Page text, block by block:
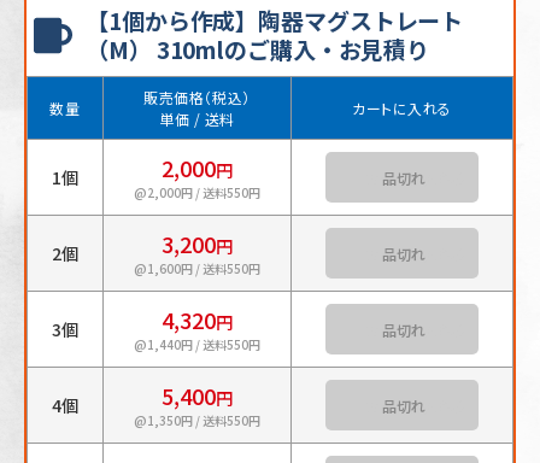
【1個から作成】陶器マグストレート
（M） 310mlのご購入・お見積り
数量
販売価格（税込）
単価 / 送料
カートに入れる
1個 2,000円
@2,000円 / 送料550円
カートに入れる
2個 3,200円
@1,600円 / 送料550円
カートに入れる
3個 4,320円
@1,440円 / 送料550円
カートに入れる
4個 5,400円
@1,350円 / 送料550円
カートに入れる